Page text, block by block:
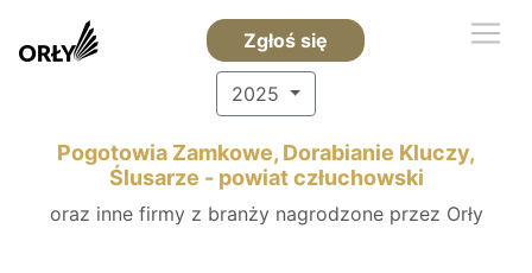
Zgłoś się
2025
Pogotowia Zamkowe, Dorabianie Kluczy,
Ślusarze - powiat człuchowski
oraz inne firmy z branży nagrodzone przez Orły